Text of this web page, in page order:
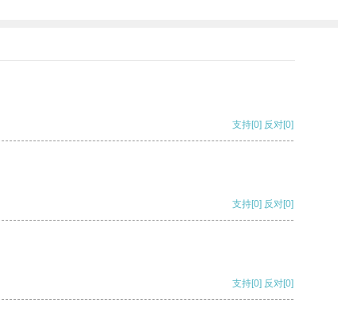
支持[0] 反对[0]
支持[0] 反对[0]
支持[0] 反对[0]